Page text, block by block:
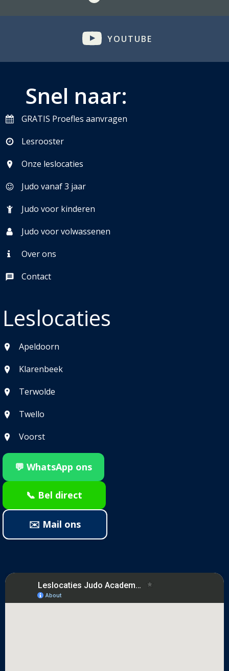
YOUTUBE
Snel naar:
GRATIS Proefles aanvragen
Lesrooster
Onze leslocaties
Judo vanaf 3 jaar
Judo voor kinderen
Judo voor volwassenen
Over ons
Contact
Leslocaties
Apeldoorn
Klarenbeek
Terwolde
Twello
Voorst
💬 WhatsApp ons
📞 Bel direct
✉️ Mail ons